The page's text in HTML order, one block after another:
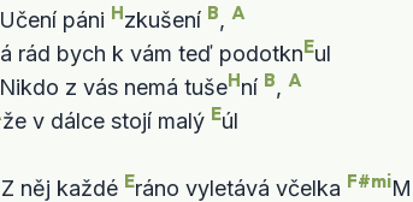
Učení páni Hzkušení B, A
rád bych k vám teď podotknE
Nikdo z vás nemá tušeHní B, A
že v dálce stojí malý Eúl
Z něj každé Eráno vyletává včelka F#mi